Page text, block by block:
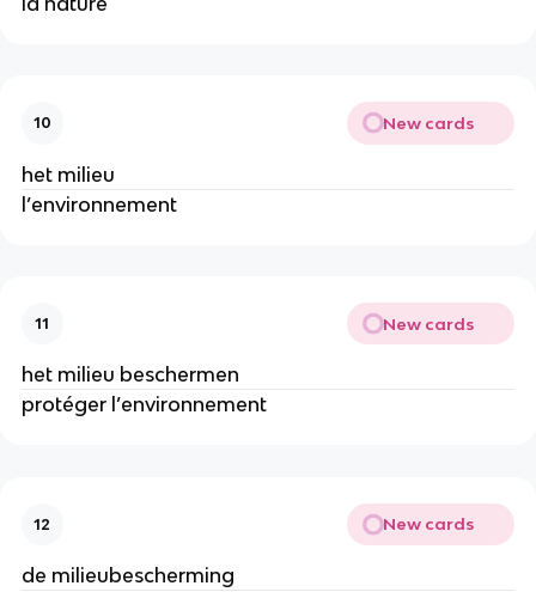
10 New cards
het milieu
l’environnement
11 New cards
het milieu beschermen
protéger l’environnement
12 New cards
de milieubescherming